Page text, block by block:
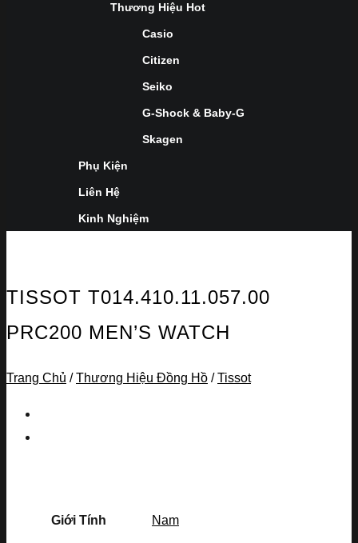
Thương Hiệu Hot
Casio
Citizen
Seiko
G-Shock & Baby-G
Skagen
Phụ Kiện
Liên Hệ
Kinh Nghiệm
TISSOT T014.410.11.057.00
PRC200 MEN’S WATCH
Trang Chủ / Thương Hiệu Đồng Hồ / Tissot
Giới Tính Nam